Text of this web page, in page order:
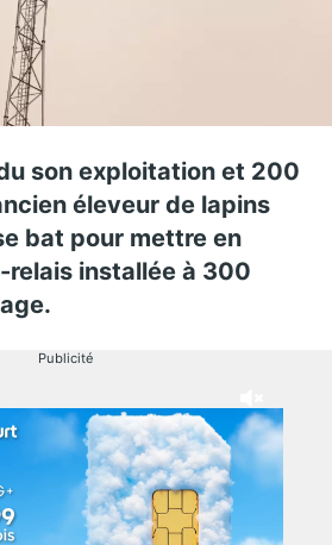
son exploitation et 200
éleveur de lapins
bat pour mettre en
relais installée à 300
Publicité